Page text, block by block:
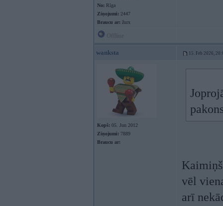
No: Rīga
Ziņojumi: 2447
Braucu ar: žurx
wanksta 15. Feb 2026,
Kopš: 05. Jun 2012
Ziņojumi: 7889
Braucu ar:
vēl
arī